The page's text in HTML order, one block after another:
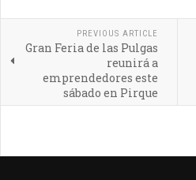
PREVIOUS ARTICLE
Gran Feria de las Pulgas
reunirá a
emprendedores este
sábado en Pirque